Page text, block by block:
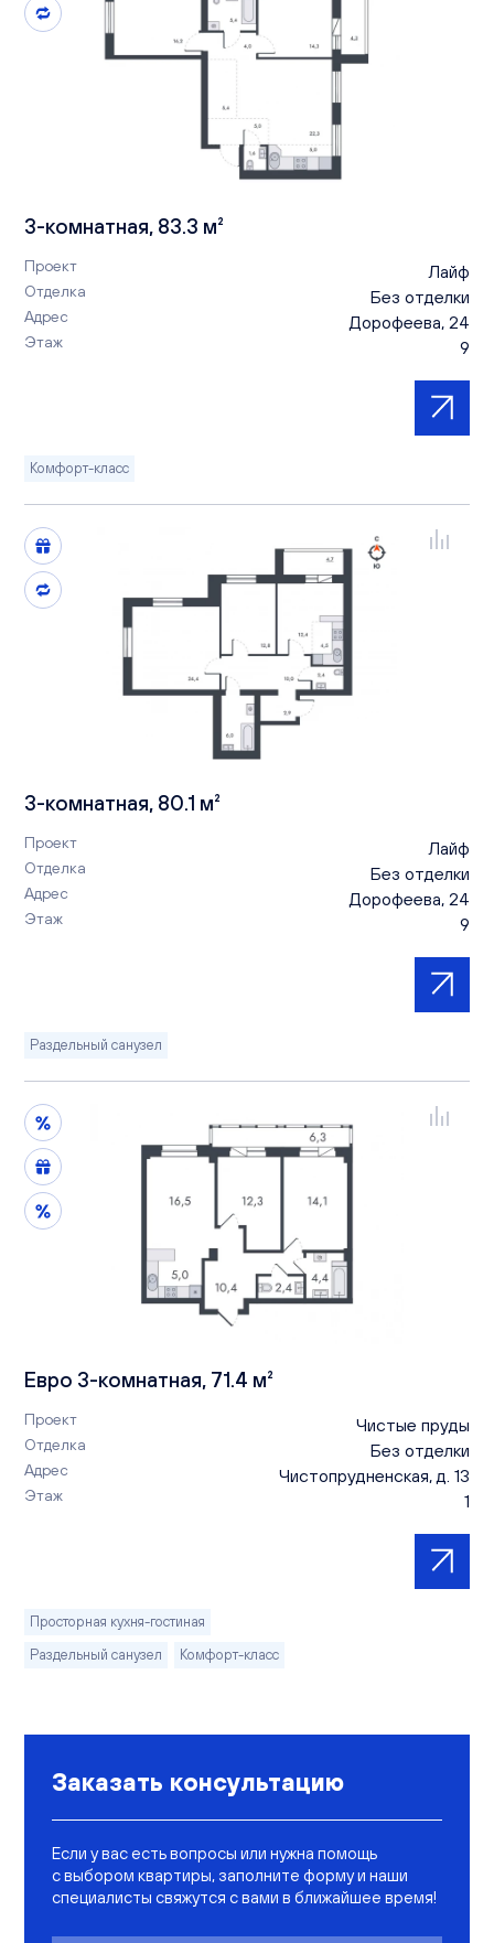
3-комнатная, 83.3 м²
Проект Лайф
Отделка Без отделки
Адрес Дорофеева, 24
Этаж 9
Комфорт-класс
3-комнатная, 80.1 м²
Проект Лайф
Отделка Без отделки
Адрес Дорофеева, 24
Этаж 9
Раздельный санузел
Евро 3-комнатная, 71.4 м²
Проект Чистые пруды
Отделка Без отделки
Адрес Чистопрудненская, д. 13
Этаж 1
Просторная кухня-гостиная
Раздельный санузел
Комфорт-класс
Заказать консультацию
Если у вас есть вопросы или нужна помощь
с выбором квартиры, заполните форму и наши
специалисты свяжутся с вами в ближайшее время!